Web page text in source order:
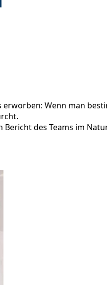
Wenn man
des Teams im